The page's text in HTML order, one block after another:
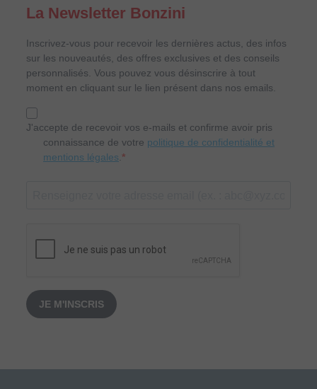
La Newsletter Bonzini
Inscrivez-vous pour recevoir les dernières actus, des infos
sur les nouveautés, des offres exclusives et des conseils
personnalisés. Vous pouvez vous désinscrire à tout
moment en cliquant sur le lien présent dans nos emails.
J'accepte de recevoir vos e-mails et confirme avoir pris
connaissance de votre politique de confidentialité et
mentions légales.
JE M'INSCRIS